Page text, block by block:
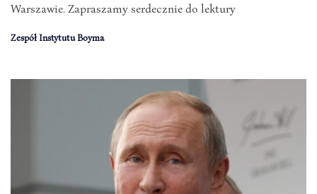
Warszawie. Zapraszamy serdecznie do lektury
Zespół Instytutu Boyma